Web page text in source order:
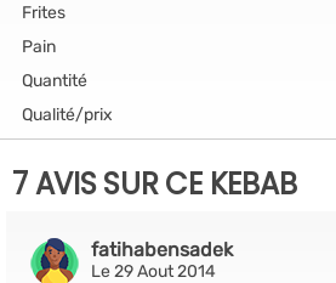
Frites
Pain
Quantité
Qualité/prix
7 AVIS SUR CE KEBAB
fatihabensadek
Le 29 Aout 2014